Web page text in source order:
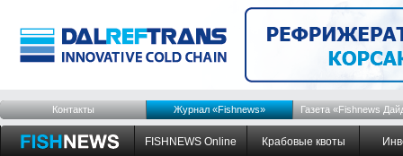
Контакты Журнал «Fishnews» Газета «Fishnews
FISHNEWS Online Крабовые квоты